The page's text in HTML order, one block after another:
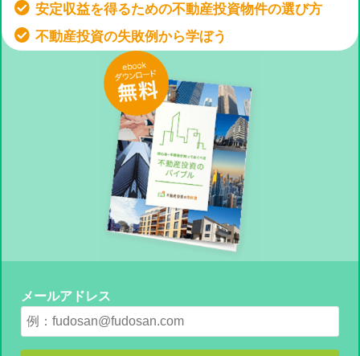
安定収益を得るための不動産投資物件の選び方
不動産投資の失敗例から学ぼう
メールアドレス